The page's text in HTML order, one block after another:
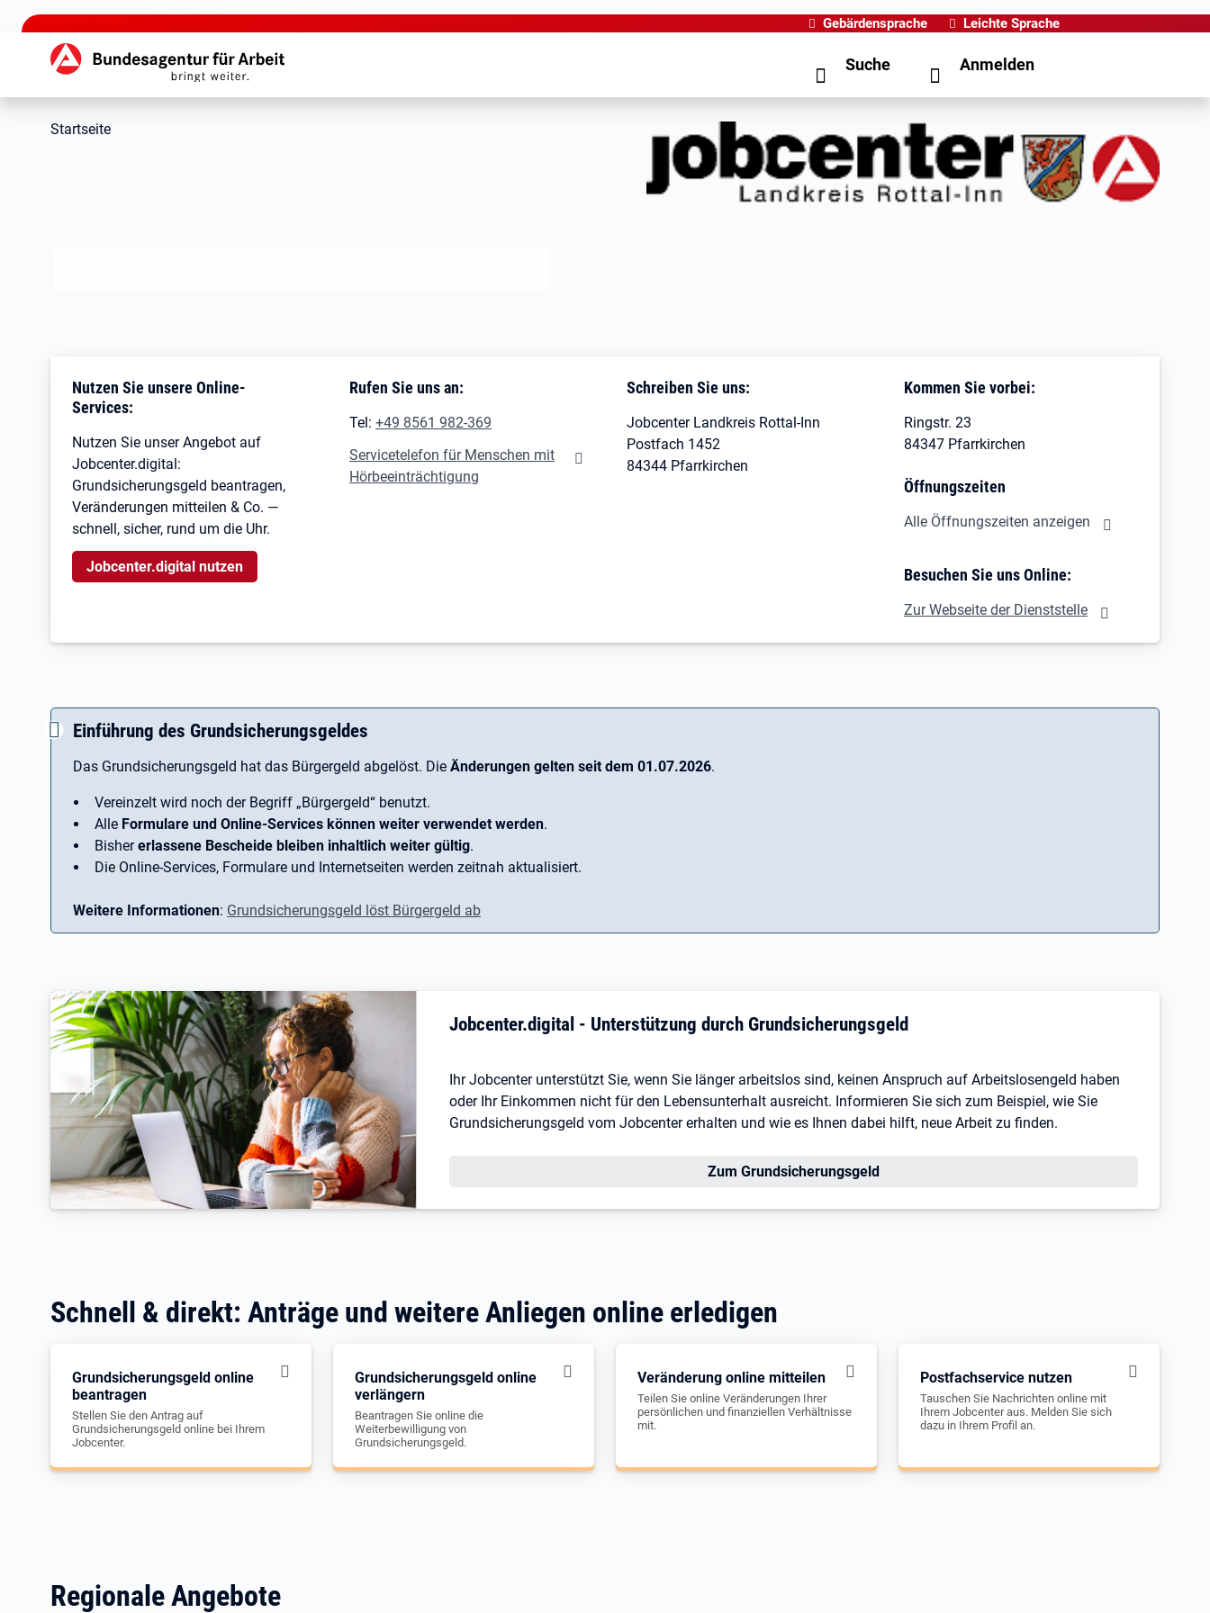
zu den Hauptinhalten springen
Gebärdensprache Leichte Sprache
Hauptnavigation Suche Anmelden
Startseite
Nutzen Sie unsere Online-
Services:
Nutzen Sie unser Angebot auf
Jobcenter.digital:
Grundsicherungsgeld beantragen,
Veränderungen mitteilen & Co. —
schnell, sicher, rund um die Uhr.
Jobcenter.digital nutzen
Rufen Sie uns an:
Tel: +49 8561 982-369
Servicetelefon für Menschen mit
Hörbeeinträchtigung
Schreiben Sie uns:
Jobcenter Landkreis Rottal-Inn
Postfach 1452
84344 Pfarrkirchen
Kommen Sie vorbei:
Ringstr. 23
84347 Pfarrkirchen
Öffnungszeiten
Alle Öffnungszeiten anzeigen
Besuchen Sie uns Online:
Zur Webseite der Dienststelle
Einführung des Grundsicherungsgeldes
Das Grundsicherungsgeld hat das Bürgergeld abgelöst. Die Änderungen gelten seit dem 01.07.2026.
Vereinzelt wird noch der Begriff ­„Bürgergeld“ benutzt.
Alle Formulare und Online-Services können weiter verwendet werden.
Bishererlassene Bescheide bleiben inhaltlich weiter gültig.
Die Online-Services, Formulare und Internetseiten werden zeitnah aktualisiert.
Weitere Informationen: Grundsicherungsgeld löst Bürgergeld ab
Jobcenter.digital - Unterstützung durch Grundsicherungsgeld
Ihr Jobcenter unterstützt Sie, wenn Sie länger arbeitslos sind, keinen Anspruch auf Arbeitslosengeld haben
oder Ihr Einkommen nicht für den Lebensunterhalt ausreicht. Informieren Sie sich zum Beispiel, wie Sie
Grundsicherungsgeld vom Jobcenter erhalten und wie es Ihnen dabei hilft, neue Arbeit zu finden.
Zum Grundsicherungsgeld
Schnell & direkt: Anträge und weitere Anliegen online erledigen
Grundsicherungsgeld online
beantragen
Stellen Sie den Antrag auf
Grundsicherungsgeld online bei Ihrem
Jobcenter.
Grundsicherungsgeld online
verlängern
Beantragen Sie online die
Weiterbewilligung von
Grundsicherungsgeld.
Veränderung online mitteilen
Teilen Sie online Veränderungen Ihrer
persönlichen und finanziellen Verhältnisse
mit.
Postfachservice nutzen
Tauschen Sie Nachrichten online mit
Ihrem Jobcenter aus. Melden Sie sich
dazu in Ihrem Profil an.
Regionale Angebote